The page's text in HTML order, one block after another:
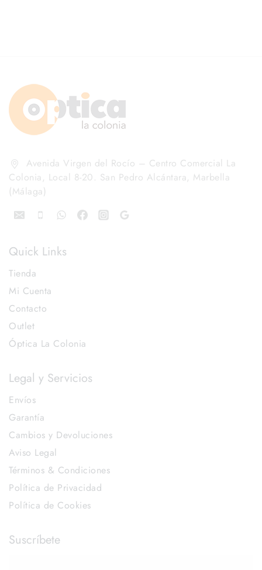
Avenida Virgen del Rocío – Centro Comercial La
Colonia, Local 8-20. San Pedro Alcántara, Marbella
(Málaga)
Quick Links
Tienda
Mi Cuenta
Contacto
Outlet
Óptica La Colonia
Legal y Servicios
Envíos
Garantía
Cambios y Devoluciones
Aviso Legal
Términos & Condiciones
Política de Privacidad
Política de Cookies
Suscríbete